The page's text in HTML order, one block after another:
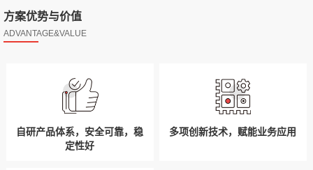
方案优势与价值
ADVANTAGE&VALUE
自研产品体系，安全可靠，稳
定性好
多项创新技术，赋能业务应用